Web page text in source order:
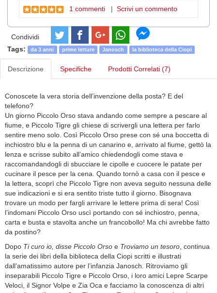
1 commenti | Scrivi un commento
Condividi
Tags:
da 3 anni prime letture Janosch la biblioteca della Ciopi
Descrizione Specifiche Prodotti Correlati (7)
Conoscete la vera storia dell’invenzione della posta? E del
telefono?
Un giorno Piccolo Orso stava andando come sempre a pescare al
fiume, e Piccolo Tigre gli chiese di scrivergli una lettera per farlo
sentire meno solo. Così Piccolo Orso prese con sé una boccetta di
inchiostro blu e la penna di un canarino e, arrivato al fiume, gettò la
lenza e scrisse subito all’amico chiedendogli come stava e
raccomandandogli di sbucciare le cipolle e cuocere le patate per
cucinare il pesce per la cena. Quando tornò a casa con il pesce e
la lettera, scoprì che Piccolo Tigre non aveva seguito nessuna delle
sue indicazioni e si era sentito triste tutto il giorno. Bisognava
trovare un modo per fargli arrivare le lettere prima di sera! Così
l’indomani Piccolo Orso uscì portando con sé inchiostro, penna,
carta e busta e stavolta anche un francobollo! Ma chi avrebbe fatto
da postino?
Dopo Ti curo io, disse Piccolo Orso e Troviamo un tesoro, continua
la serie dei libri della biblioteca della Ciopi scritti e illustrati
dall’amatissimo autore per l’infanzia Janosch. Ritroviamo gli
inseparabili Piccolo Tigre e Piccolo Orso, i loro amici Lepre Scarpe
Veloci, il Signor Volpe e Zia Oca e facciamo la conoscenza di altri